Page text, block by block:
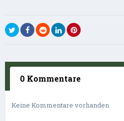
0 Kommentare
Keine Kommentare vorhanden